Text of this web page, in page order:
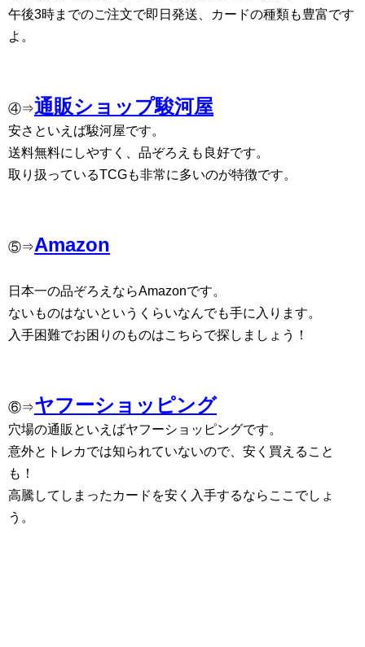
午後3時までのご注文で即日発送、カードの種類も豊富です
よ。
④⇒通販ショップ駿河屋
安さといえば駿河屋です。
送料無料にしやすく、品ぞろえも良好です。
取り扱っているTCGも非常に多いのが特徴です。
⑤⇒Amazon
日本一の品ぞろえならAmazonです。
ないものはないというくらいなんでも手に入ります。
入手困難でお困りのものはこちらで探しましょう！
⑥⇒ヤフーショッピング
穴場の通販といえばヤフーショッピングです。
意外とトレカでは知られていないので、安く買えること
も！
高騰してしまったカードを安く入手するならここでしょ
う。